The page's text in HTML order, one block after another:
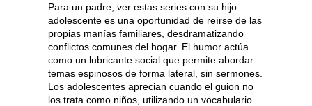
Para un padre, ver estas series con su hijo
adolescente es una oportunidad de reírse de las
propias manías familiares, desdramatizando
conflictos comunes del hogar. El humor actúa
como un lubricante social que permite abordar
temas espinosos de forma lateral, sin sermones.
Los adolescentes aprecian cuando el guion no
los trata como niños, utilizando un vocabulario